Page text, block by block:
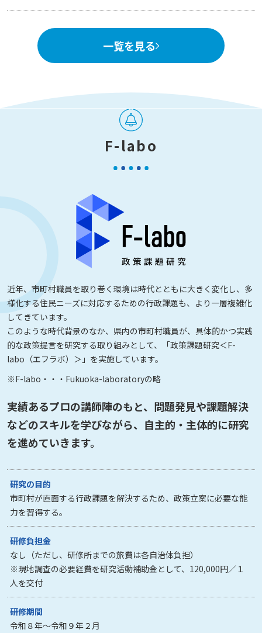
一覧を見る
F-labo
近年、市町村職員を取り巻く環境は時代とともに大きく変化し、多
様化する住民ニーズに対応するための行政課題も、より一層複雑化
してきています。
このような時代背景のなか、県内の市町村職員が、具体的かつ実践
的な政策提言を研究する取り組みとして、「政策課題研究＜F-
labo（エフラボ）＞」を実施しています。
※F-labo・・・Fukuoka-laboratoryの略
実績あるプロの講師陣のもと、問題発見や課題解決
などのスキルを学びながら、自主的・主体的に研究
を進めていきます。
研究の目的
市町村が直面する行政課題を解決するため、政策立案に必要な能
力を習得する。
研修負担金
なし（ただし、研修所までの旅費は各自治体負担）
※現地調査の必要経費を研究活動補助金として、120,000円／１
人を交付
研修期間
令和８年～令和９年２月